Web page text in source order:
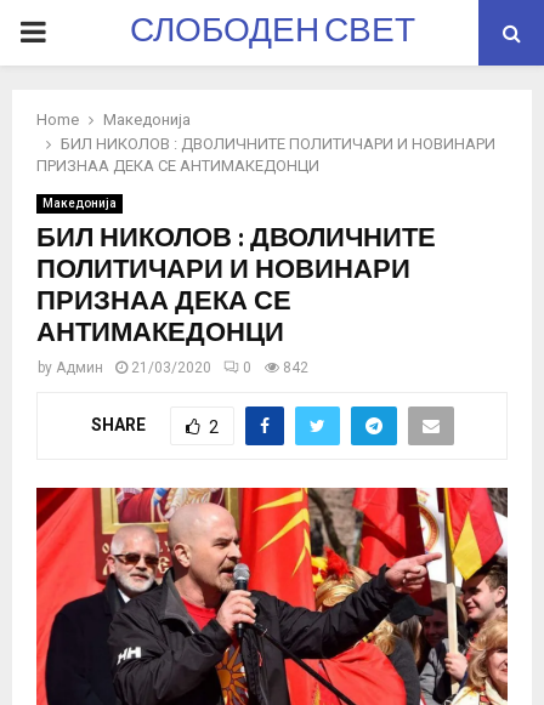
PRIMARYСЛОБОДЕН СВЕТ
Home
Македонија
БИЛ НИКОЛОВ : ДВОЛИЧНИТЕ ПОЛИТИЧАРИ И НОВИНАРИ
ПРИЗНАА ДЕКА СЕ АНТИМАКЕДОНЦИ
Македонија
БИЛ НИКОЛОВ : ДВОЛИЧНИТЕ
ПОЛИТИЧАРИ И НОВИНАРИ
ПРИЗНАА ДЕКА СЕ
АНТИМАКЕДОНЦИ
by Админ 21/03/2020 0 842
SHARE 2